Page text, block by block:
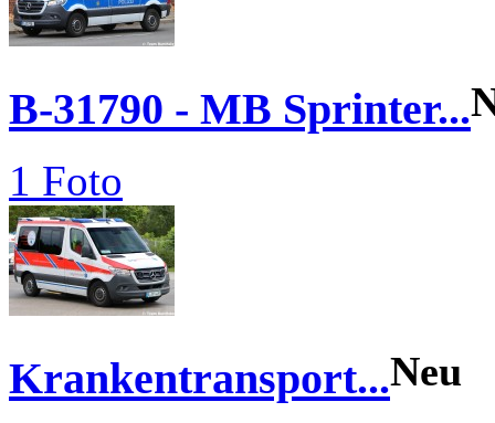
B-31790 - MB Sprinter...
1 Foto
Krankentransport...Neu